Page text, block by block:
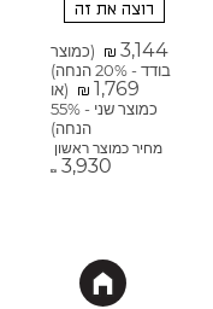
רוצה את זה
₪ 3,144
(כמוצר
בודד - 20% הנחה)
₪ 1,769
(או
כמוצר שני - 55%
הנחה)
מחיר כמוצר ראשון
₪ 3,930